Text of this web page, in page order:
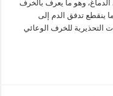
الدماغ، وهو ما يعرف بالخرف
ينقطع تدفق الدم إلى
التحذيرية للخرف الوعائي